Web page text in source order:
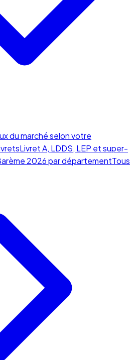
du marché selon votre
Livret A, LDDS, LEP et super-
2026 par départementTous